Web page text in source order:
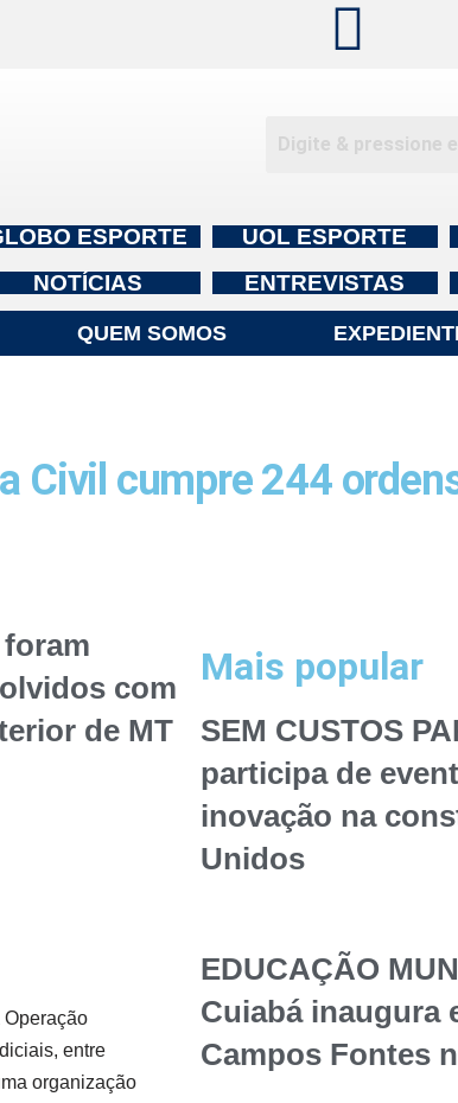
ESPORTE UOL ESPORTE
NOTÍCIAS ENTREVISTAS
QUEM SOMOS
Civil cumpre 244
com
de MT
Operação
entre
organização
Mais popular
SEM CUSTOS
participa de
inovação na
Unidos
EDUCAÇÃO
Cuiabá inaugura
Campos Fontes